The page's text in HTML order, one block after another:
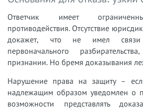
Ответчик имеет
противодействия. Отсутствие
докажет, что не имел
первоначального
признании. Но бремя доказывания
Нарушение права на защиту –
надлежащим образом уведомлен о
возможности представлять